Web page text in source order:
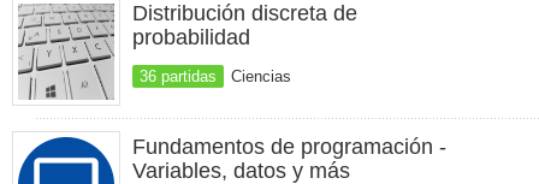
Distribución discreta de
probabilidad
36 partidas Ciencias
Fundamentos de programación -
Variables, datos y más